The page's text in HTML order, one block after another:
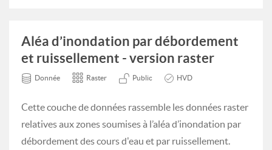
Aléa d’inondation par débordement
et ruissellement - version raster
Donnée Raster Public HVD
Cette couche de données rassemble les données raster
relatives aux zones soumises à l’aléa d’inondation par
débordement des cours d'eau et par ruissellement.